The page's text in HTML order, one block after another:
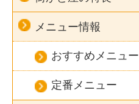
メニュー情報
おすすめメニュー
定番メニュー